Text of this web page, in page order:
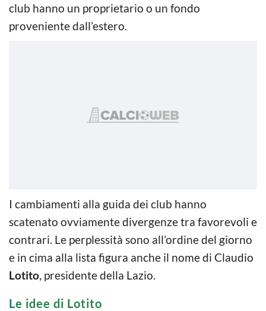
club hanno un proprietario o un fondo
proveniente dall’estero.
I cambiamenti alla guida dei club hanno
scatenato ovviamente divergenze tra favorevoli e
contrari. Le perplessità sono all’ordine del giorno
e in cima alla lista figura anche il nome di Claudio
Lotito, presidente della Lazio.
Le idee di Lotito